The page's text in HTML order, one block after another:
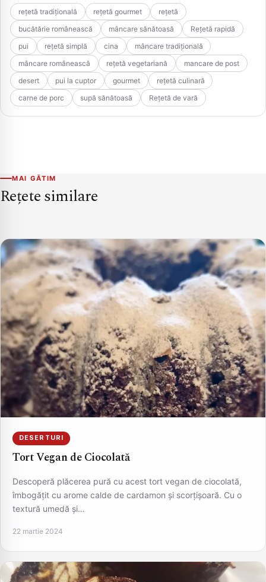
rețetă tradițională rețetă gourmet
rețetă
bucătărie românească
mâncare sănătoasă
Rețetă rapidă
pui
rețetă simplă cina
mâncare tradițională
mâncare românească
rețetă vegetariană
mancare de post
desert
pui la cuptor gourmet
rețetă culinară
carne de porc
supă sănătoasă Rețetă de vară
MAI GĂTIM
Rețete similare
DESERTURI
Tort Vegan de Ciocolată
Descoperă plăcerea pură cu acest tort vegan de ciocolată,
îmbogățit cu arome calde de cardamon și scorțișoară. Cu o
textură umedă și…
22 martie 2024